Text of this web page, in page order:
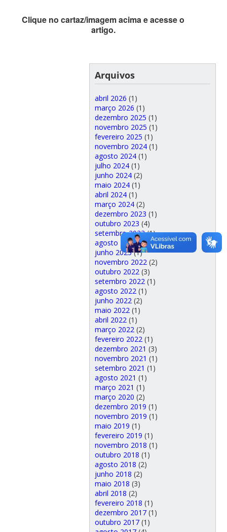
Clique no cartaz/imagem acima e acesse o
artigo.
Arquivos
abril 2026 (1)
março 2026 (1)
dezembro 2025 (1)
novembro 2025 (1)
fevereiro 2025 (1)
novembro 2024(1)
agosto 2024(1)
julho 2024(1)
junho 2024(2)
maio 2024(1)
abril 2024(1)
março 2024(2)
dezembro 2023 (1)
outubro 2023 (4)
setembro 2023(1)
agosto 2023(2)
junho 2023(1)
novembro 2022(2)
outubro 2022(3)
setembro 2022(1)
agosto 2022(1)
junho 2022(2)
maio 2022(1)
abril 2022(1)
março 2022(2)
fevereiro 2022(1)
dezembro 2021 (3)
novembro 2021 (1)
setembro 2021 (1)
agosto 2021 (1)
março 2021 (1)
março 2020 (2)
dezembro 2019 (1)
novembro 2019 (1)
maio 2019 (1)
fevereiro 2019 (1)
novembro 2018 (1)
outubro 2018 (1)
agosto 2018 (2)
junho 2018 (2)
maio 2018 (3)
abril 2018 (2)
fevereiro 2018 (1)
dezembro 2017(1)
outubro 2017(1)